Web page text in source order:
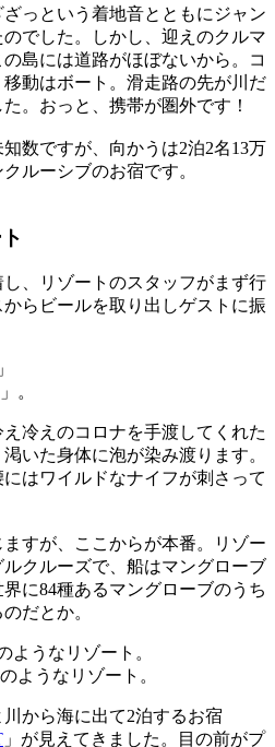
っという着地音とともにジャン
でした。しかし、迎えのクルマ
島には道路がほぼないから。コ
動はボート。滑走路の先が川だ
。おっと、携帯が圏外です！
数ですが、向かうは2泊2名13万
ルーシブのお宿です。
、リゾートのスタッフがまず行
らビールを取り出しゲストに振
。
冷えのコロナを手渡してくれた
いた身体に泡が染み渡ります。
はワイルドなナイフが刺さって
すが、ここからが本番。リゾー
ルクルーズで、船はマングローブ
に84種あるマングローブのうち
だとか。
ようなリゾート。
から海に出て2泊するお宿
」が見えてきました。目の前がプ